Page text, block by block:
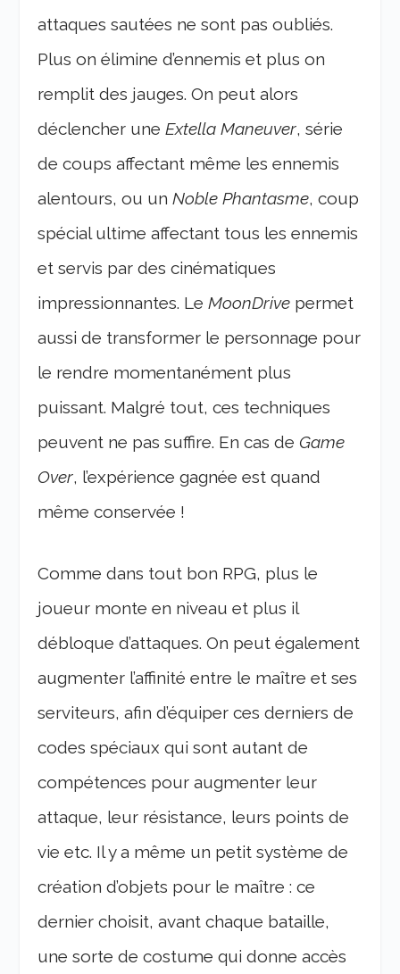
attaques sautées ne sont pas oubliés.
Plus on élimine d’ennemis et plus on
remplit des jauges. On peut alors
déclencher uneExtella Maneuver, série
de coups affectant même les ennemis
alentours, ou unNoble Phantasme, coup
spécial ultime affectant tous les ennemis
et servis par des cinématiques
impressionnantes. LeMoonDrive permet
aussi de transformer le personnage pour
le rendre momentanément plus
puissant. Malgré tout, ces techniques
peuvent ne pas suffire. En cas de Game
Over, l’expérience gagnée est quand
même conservée !
Comme dans tout bon RPG, plus le
joueur monte en niveau et plus il
débloque d’attaques. On peut également
augmenter l’affinité entre le maître et ses
serviteurs, afin d’équiper ces derniers de
codes spéciaux qui sont autant de
compétences pour augmenter leur
attaque, leur résistance, leurs points de
vie etc. Il y a même un petit système de
création d’objets pour le maître : ce
dernier choisit, avant chaque bataille,
une sorte de costume qui donne accès